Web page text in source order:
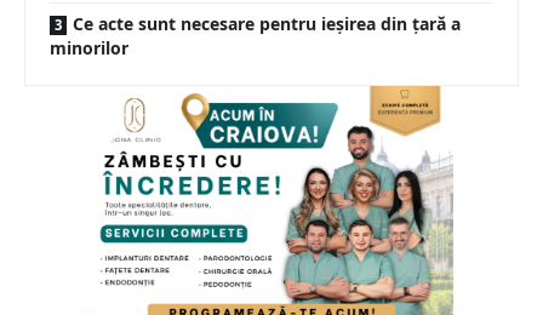
Ce acte sunt necesare pentru ieșirea din țară a
minorilor